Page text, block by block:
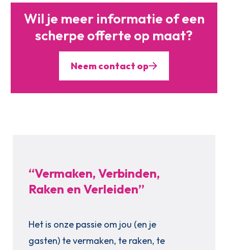
Wil je meer informatie ofeen
scherpe offerte op maat?
Neem contact op
“Vermaken, Verbinden,
Raken en Verleiden”
Het is onze passie om jou (en je
gasten) te vermaken, te raken, te